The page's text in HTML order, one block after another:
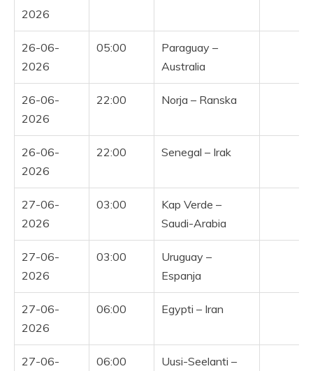
2026
26-06-
2026
05:00
Paraguay –
Australia
26-06-
2026
22:00 Norja – Ranska
26-06-
2026
22:00 Senegal – Irak
27-06-
2026
03:00
Kap Verde –
Saudi-Arabia
27-06-
2026
03:00
Uruguay –
Espanja
27-06-
2026
06:00 Egypti – Iran
27-06-
06:00
Uusi-Seelanti –